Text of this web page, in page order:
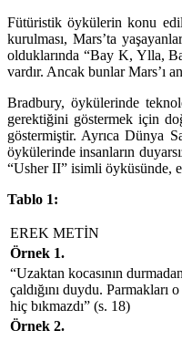
Fütüristik öykülerin konu
kurulması, Mars’ta
olduklarında “Bay K, Ylla,
vardır. Ancak bunlar Mars’ı
Bradbury, öykülerinde
gerektiğini göstermek için
göstermiştir. Ayrıca Dünya
öykülerinde insanların
“Usher II” isimli öyküsünde,
Tablo 1:
EREK METİN
Örnek 1.
“Uzaktan kocasının
çaldığını duydu. Parmakları
hiç bıkmazdı” (s. 18)
Örnek 2.